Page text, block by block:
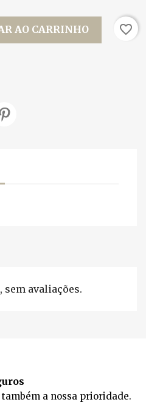
AO CARRINHO favorite_border
sem avaliações.
também a nossa prioridade.